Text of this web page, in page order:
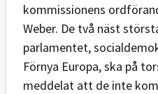
kommissionens
Weber. De två näst
parlamentet,
Förnya Europa, ska på
meddelat att de inte